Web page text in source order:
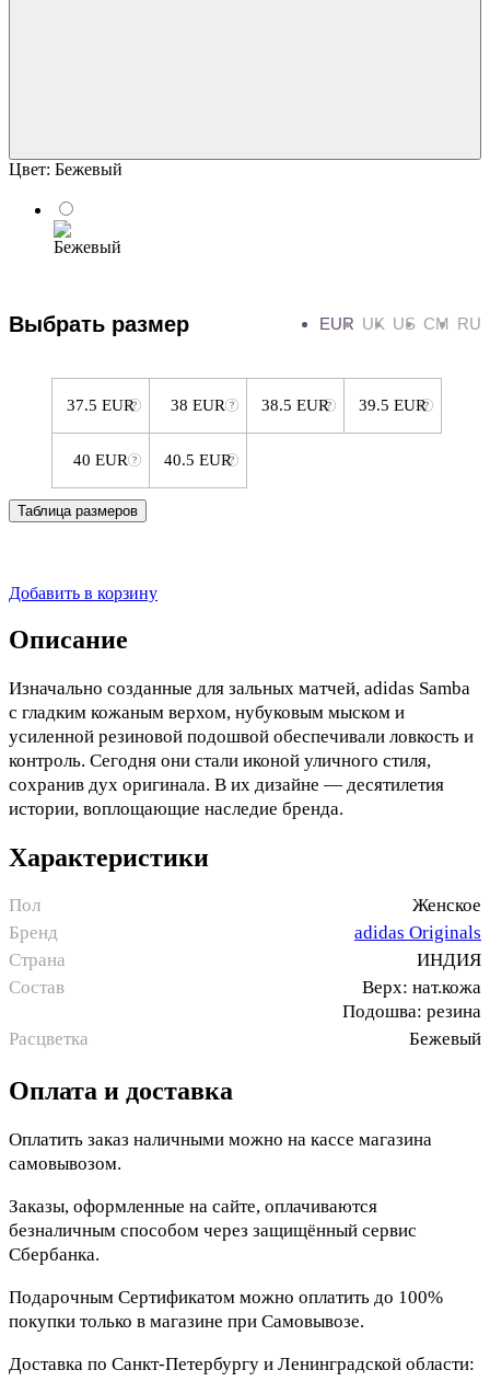
Цвет: Бежевый
Выбрать размер EUR UK US CM RU
37.5 EUR 38 EUR 38.5 EUR 39.5 EUR
40 EUR 40.5 EUR
Таблица размеров
Добавить в корзину
Описание
Изначально созданные для зальных матчей, adidas Samba
с гладким кожаным верхом, нубуковым мыском и
усиленной резиновой подошвой обеспечивали ловкость и
контроль. Сегодня они стали иконой уличного стиля,
сохранив дух оригинала. В их дизайне — десятилетия
истории, воплощающие наследие бренда.
Характеристики
Пол
Женское
Бренд
adidas Originals
Страна
ИНДИЯ
Состав
Верх: нат.кожа
Подошва: резина
Расцветка
Бежевый
Оплата и доставка
Оплатить заказ наличными можно на кассе магазина
самовывозом.
Заказы, оформленные на сайте, оплачиваются
безналичным способом через защищённый сервис
Сбербанка.
Подарочным Сертификатом можно оплатить до 100%
покупки только в магазине при Самовывозе.
Доставка по Санкт-Петербургу и Ленинградской области: